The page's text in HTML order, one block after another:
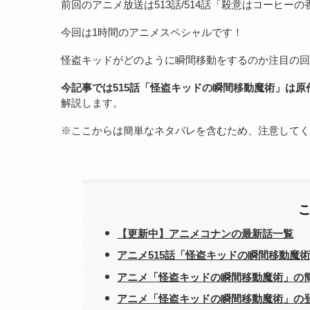
前回のアニメ放送は513話/514話「殺意はコーヒーの
今回は1時間のアニメスペシャルです！
怪盗キッドがどのように瞬間移動をするのか注目の
今記事では515話「怪盗キッドの瞬間移動魔術」は
解説します。
※ここからは簡単なネタバレを含むため、注意して
【更新中】アニメコナンの最新話一覧
アニメ515話「怪盗キッドの瞬間移動魔
アニメ「怪盗キッドの瞬間移動魔術」の
アニメ「怪盗キッドの瞬間移動魔術」の